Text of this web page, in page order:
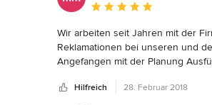
Durchschnittliche
Wir arbeiten seit Jahren mit der
Reklamationen bei unseren und
Angefangen mit der Planung
Hilfreich 28. Februar 2018